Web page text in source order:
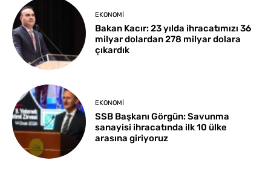
EKONOMI
Bakan Kacır: 23 yılda ihracatımızı 36
milyar dolardan 278 milyar dolara
çıkardık
EKONOMI
SSB Başkanı Görgün: Savunma
sanayisi ihracatında ilk 10 ülke
arasına giriyoruz